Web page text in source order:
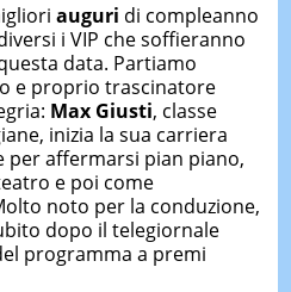
di contenuti in ottica SEO e
marketing attraverso
auguri di compleanno
i VIP che soffieranno
data. Partiamo
e proprio trascinatore
Max Giusti, classe
inizia la sua carriera
affermarsi pian piano,
e poi come
noto per la conduzione,
dopo il telegiornale
programma a premi